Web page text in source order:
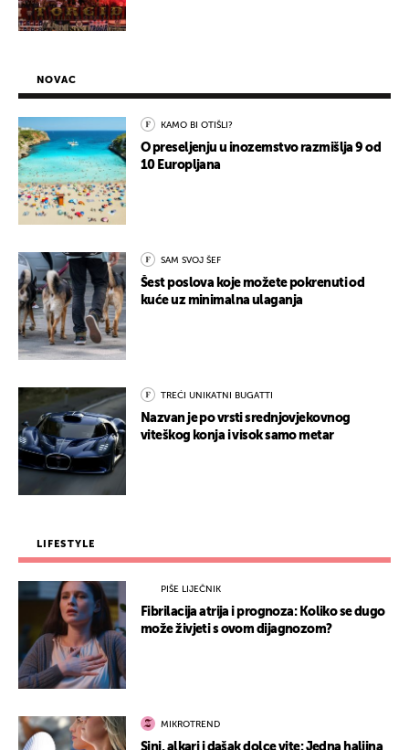
NOVAC
KAMO BI OTIŠLI?
O preseljenju u inozemstvo razmišlja 9 od
10 Europljana
SAM SVOJ ŠEF
Šest poslova koje možete pokrenuti od
kuće uz minimalna ulaganja
TREĆI UNIKATNI BUGATTI
Nazvan je po vrsti srednjovjekovnog
viteškog konja i visok samo metar
LIFESTYLE
PIŠE LIJEČNIK
Fibrilacija atrija i prognoza: Koliko se dugo
može živjeti s ovom dijagnozom?
MIKROTREND
Sinj, alkari i dašak dolce vite: Jedna haljina